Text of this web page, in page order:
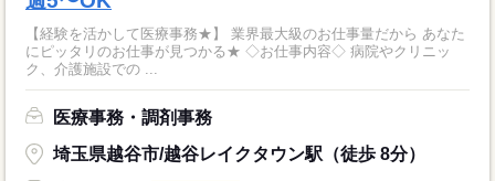
【経験を活かして医療事務★】 業界最大級のお仕事量だから あなた
にピッタリのお仕事が見つかる★ ◇お仕事内容◇ 病院やクリニッ
ク、介護施設での ...
医療事務・調剤事務
埼玉県越谷市/越谷レイクタウン駅（徒歩 8分）